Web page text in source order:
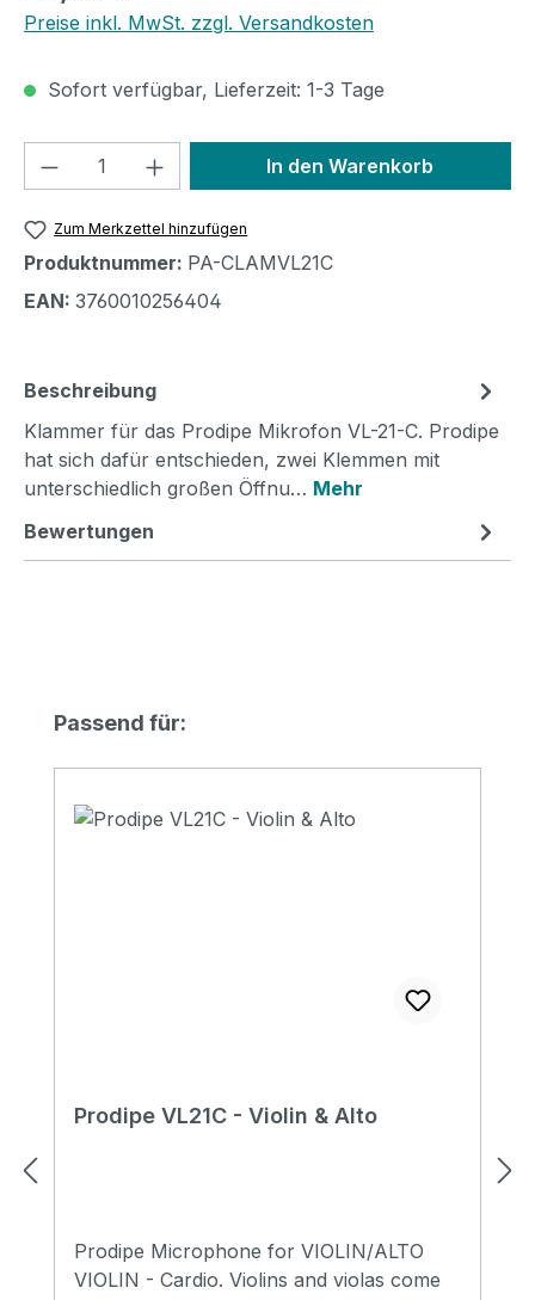
Preise inkl. MwSt. zzgl. Versandkosten
Sofort verfügbar, Lieferzeit: 1-3 Tage
Produkt Anzahl: Gib denIn den Warenkorb
Zum Merkzettel hinzufügen
Produktnummer: PA-CLAMVL21C
EAN: 3760010256404
Beschreibung
Klammer für das Prodipe Mikrofon VL-21-C. Prodipe
hat sich dafür entschieden, zwei Klemmen mit
unterschiedlich großen Öffnu… Mehr
Bewertungen
Produktgalerie überspringen
Passend für:
Prodipe VL21C - Violin & Alto
Prodipe Microphone for VIOLIN/ALTO
VIOLIN - Cardio. Violins and violas come